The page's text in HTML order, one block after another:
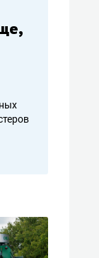
отвлечься
по пошиву
о контрафакте,
без кредитов